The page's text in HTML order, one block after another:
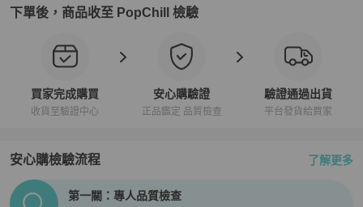
下單後，商品收至 PopChill 檢驗
買家完成購買
收貨至驗證中心
安心購驗證
正品鑑定 品質檢查
驗證通過出貨
平台發貨給買家
安心購檢驗流程 了解更多
PopChill拍拍圈正品驗證、安心購檢驗流程介紹
第一關：專人品質檢查